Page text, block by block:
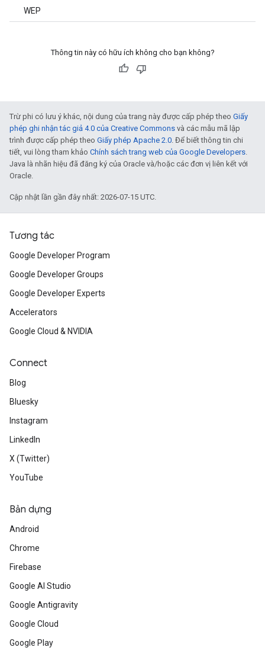
WEP
Thông tin này có hữu ích không cho bạn không?
Trừ phi có lưu ý khác, nội dung của trang này được cấp phép theo Giấy
phép ghi nhận tác giả 4.0 của Creative Commons và các mẫu mã lập
trình được cấp phép theo Giấy phép Apache 2.0 . Để biết thông tin chi
tiết, vui lòng tham khảo Chính sách trang web của Google Developers
Java là nhãn hiệu đã đăng ký của Oracle và/hoặc các đơn vị liên kết với
Oracle.
Cập nhật lần gần đây nhất: 2026-07-15 UTC.
Tương tác
Google Developer Program
Google Developer Groups
Google Developer Experts
Accelerators
Google Cloud & NVIDIA
Connect
Blog
Bluesky
Instagram
LinkedIn
X (Twitter)
YouTube
Bản dựng
Android
Chrome
Firebase
Google AI Studio
Google Antigravity
Google Cloud
Google Play